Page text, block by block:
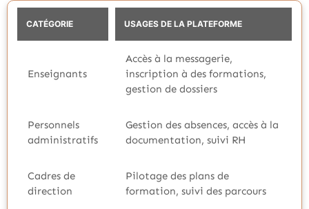
CATÉGORIE USAGES DE LA PLATEFORME
Enseignants
Accès à la messagerie,
inscription à des formations,
gestion de dossiers
Personnels
administratifs
Gestion des absences, accès à la
documentation, suivi RH
Cadres de
direction
Pilotage des plans de
formation, suivi des parcours